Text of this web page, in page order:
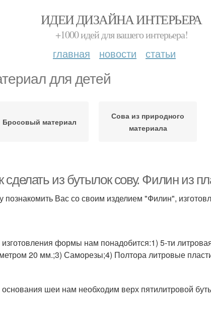
ИДЕИ ДИЗАЙНА ИНТЕРЬЕРА
+1000 идей для вашего интерьера!
главная новости статьи
для детей
Бросовый материал
Сова из природного
материала
сделать из бутылок сову. Филин из
познакомить Вас со своим изделием "Филин",
формы нам понадобится:1) 5-ти
20 мм.;3) Саморезы;4) Полтора литровые
шеи нам необходим верх пятилитровой